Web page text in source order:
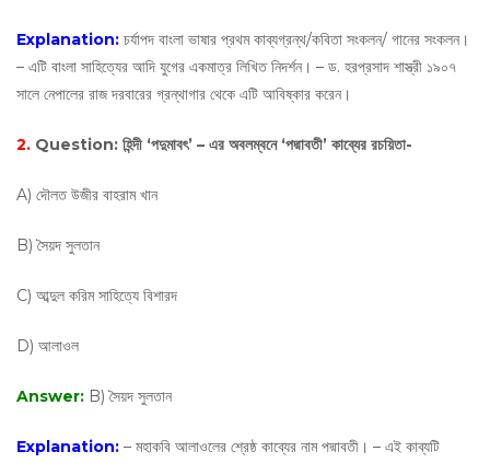
Explanation: চর্যাপদ বাংলা ভাষার প্রথম কাব্যগ্রন্থ/কবিতা সংকলন/ গানের সংকলন।
– এটি বাংলা সাহিত্যের আদি যুগের একমাত্র লিখিত নিদর্শন। – ড. হরপ্রসাদ শাস্ত্রী ১৯০৭
সালে নেপালের রাজ দরবারের গ্রন্থাগার থেকে এটি আবিষ্কার করেন।
2. Question: হিন্দী ‘পদুমাবৎ’ – এর অবলম্বনে ‘পদ্মাবতী’ কাব্যের রচয়িতা-
A) দৌলত উজীর বাহরাম খান
B) সৈয়দ সুলতান
C) আব্দুল করিম সাহিত্যে বিশারদ
D) আলাওল
Answer: B) সৈয়দ সুলতান
Explanation: – মহাকবি আলাওলের শ্রেষ্ঠ কাব্যের নাম পদ্মাবতী। – এই কাব্যটি